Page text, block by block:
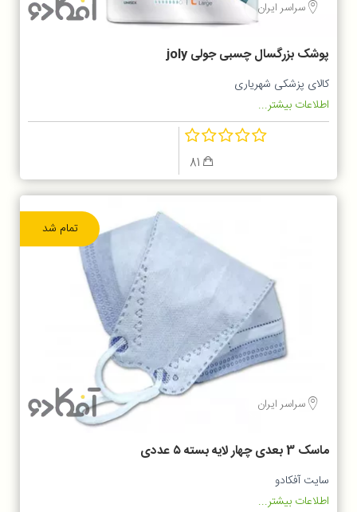
سراسر ایران
پوشک بزرگسال چسبی جولی joly
کالای پزشکی شهریاری
اطلاعات بیشتر...
81
تمام شد
سراسر ایران
ماسک 3 بعدی چهار لایه بسته ۵ عددی
سایت آفکادو
اطلاعات بیشتر...